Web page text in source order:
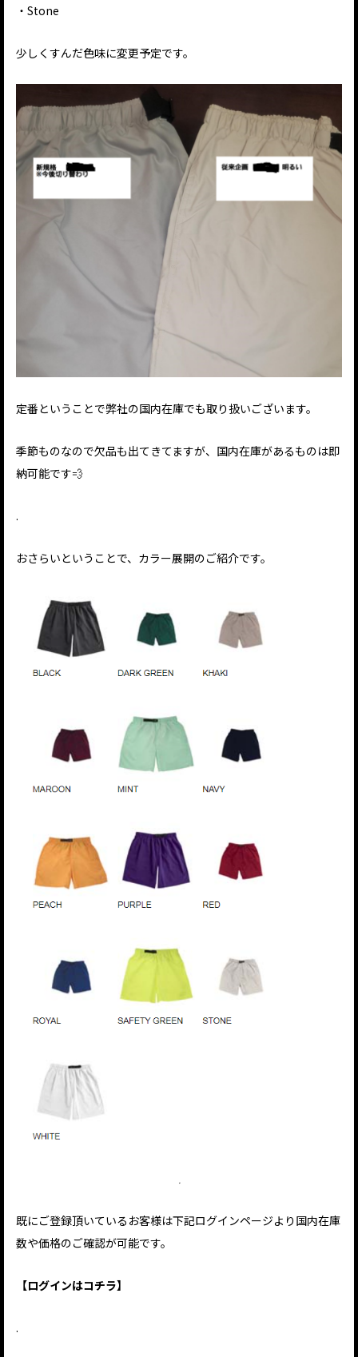
・Stone
少しくすんだ色味に変更予定です。
定番ということで弊社の国内在庫でも取り扱いございます。
季節ものなので欠品も出てきてますが、国内在庫があるものは即
納可能です💨
.
おさらいということで、カラー展開のご紹介です。
.
既にご登録頂いているお客様は下記ログインページより国内在庫
数や価格のご確認が可能です。
【ログインはコチラ】
.